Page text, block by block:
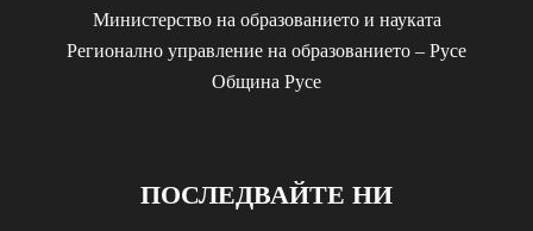
Министерство на образованието и науката
Регионално управление на образованието – Русе
Община Русе
ПОСЛЕДВАЙТЕ НИ